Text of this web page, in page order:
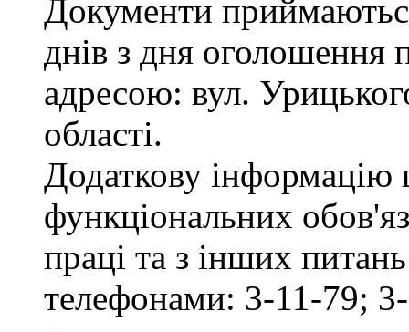
Документи
днів з дня оголошення
адресою: вул.
області.
Додаткову
функціональних
праці та з інших
телефонами: 3-11-79;